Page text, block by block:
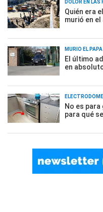
DOLOR EN LAS
Quién era
murió en
MURIÓ EL PAPÁ
El último
en
No es
para qué